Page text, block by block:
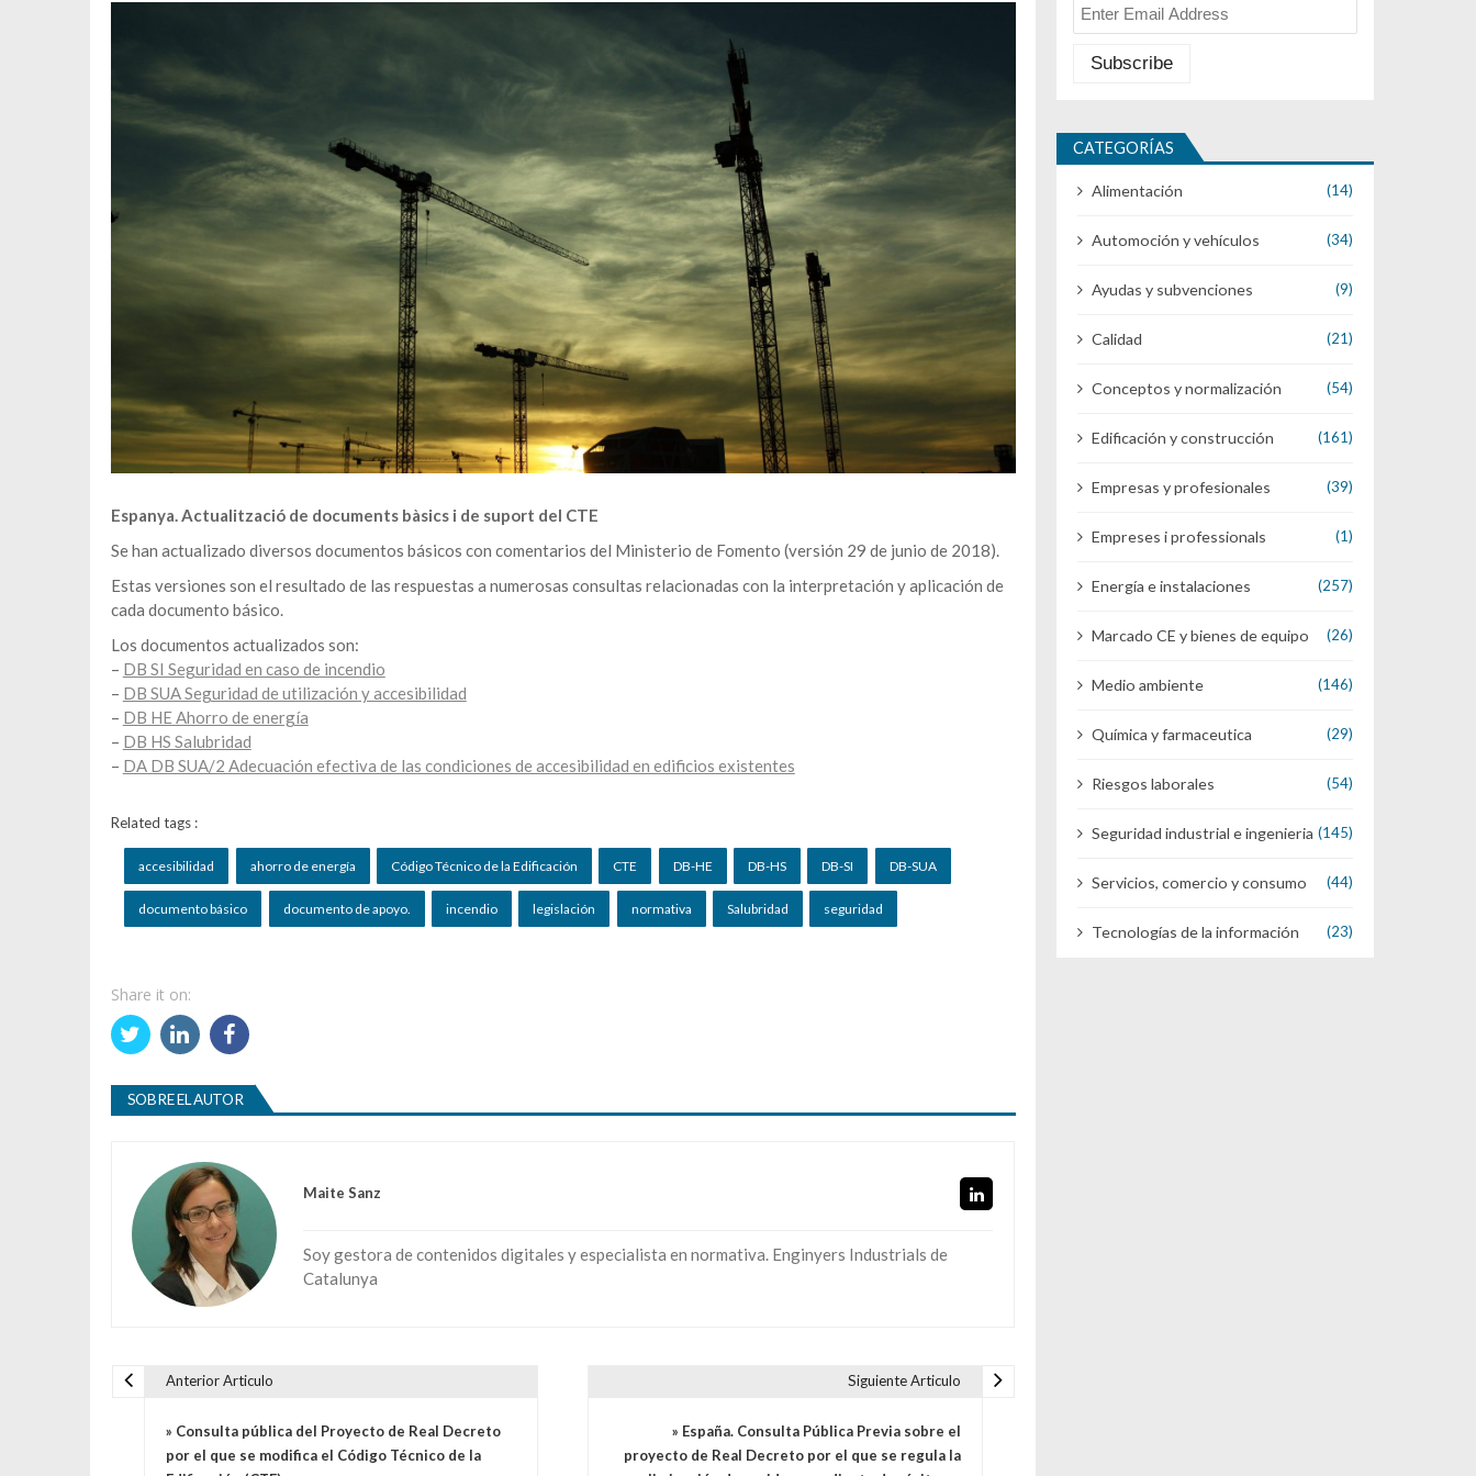
Espanya. Actualització de documents bàsics i de suport del CTE
Se han actualizado diversos documentos básicos con comentarios del Ministerio de Fomento (versión 29 de junio de 2018).
Estas versiones son el resultado de las respuestas a numerosas consultas relacionadas con la interpretación y aplicación de
cada documento básico.
Los documentos actualizados son:
– DB SI Seguridad en caso de incendio
– DB SUA Seguridad de utilización y accesibilidad
– DB HE Ahorro de energía
– DB HS Salubridad
– DA DB SUA/2 Adecuación efectiva de las condiciones de accesibilidad en edificios existentes
Related tags :
accesibilidad ahorro de energía Código Técnico de la Edificación CTE DB-HE DB-HS DB-SI DB-SUA
documento básico documento de apoyo. incendio legislación normativa Salubridad seguridad
Share it on:
SOBRE EL AUTOR
Maite Sanz
Soy gestora de contenidos digitales y especialista en normativa. Enginyers Industrials de
Catalunya
Navegación de entradas
Anterior Articulo
» Consulta pública del Proyecto de Real Decreto
por el que se modifica el Código Técnico de la
Siguiente Articulo
» España. Consulta Pública Previa sobre el
proyecto de Real Decreto por el que se regula la
CATEGORÍAS
Alimentación (14)
Automoción y vehículos (34)
Ayudas y subvenciones (9)
Calidad (21)
Conceptos y normalización (54)
Edificación y construcción (161)
Empresas y profesionales (39)
Empreses i professionals (1)
Energía e instalaciones (257)
Marcado CE y bienes de equipo (26)
Medio ambiente (146)
Química y farmaceutica (29)
Riesgos laborales (54)
Seguridad industrial e ingenieria (145)
Servicios, comercio y consumo (44)
Tecnologías de la información (23)